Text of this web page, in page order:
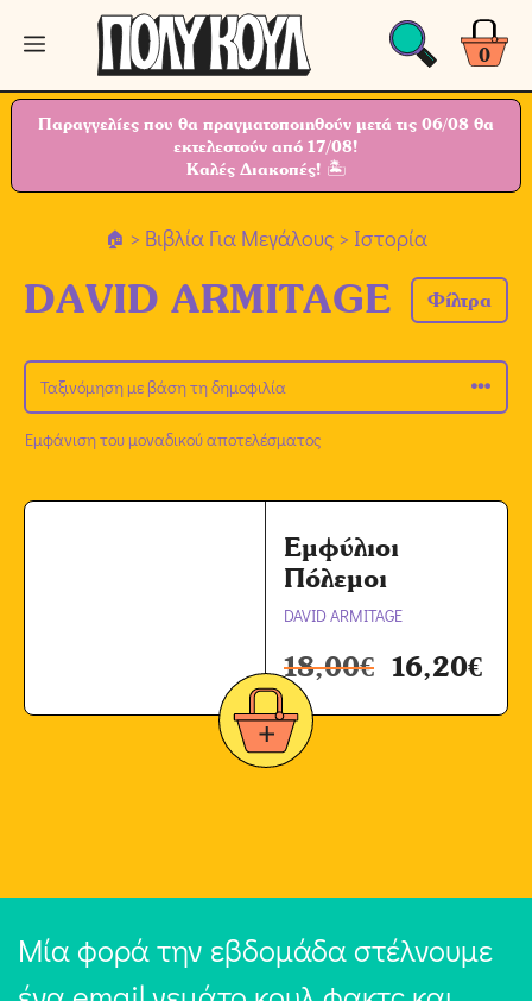
Μετάβαση
περιεχόμενο
0
Μενού
Παραγγελίες που θα πραγματοποιηθούν μετά τις 06/08 θα
εκτελεστούν από 17/08!
Καλές Διακοπές! 🏝
> Βιβλία Για Μεγάλους > Ιστορία
DAVID ARMITAGE Φίλτρα
Εμφάνιση του μοναδικού αποτελέσματος
Εμφύλιοι
Πόλεμοι
DAVID ARMITAGE
18,00€ 16,20€
Μία φορά την εβδομάδα στέλνουμε